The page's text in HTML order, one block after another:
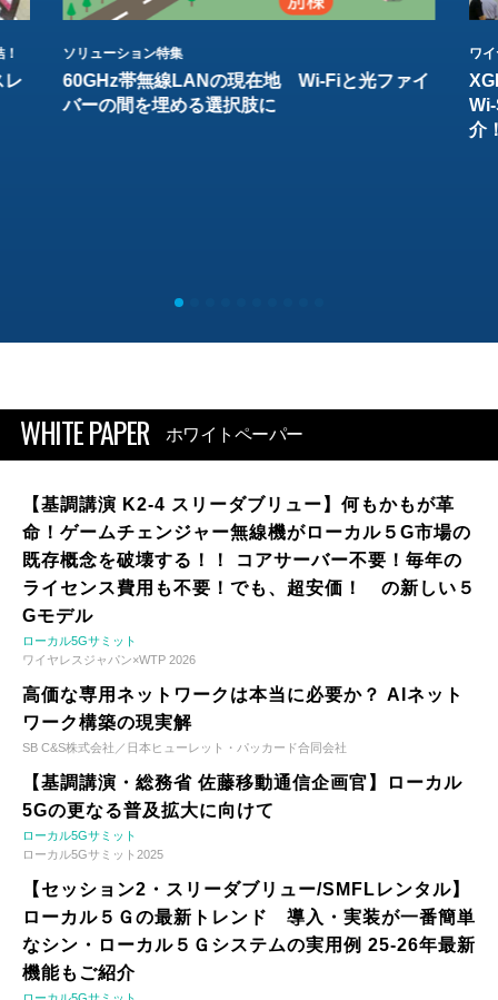
レ
ソリューション特集
60GHz帯無線LANの現在地 Wi-Fiと光ファイ
バーの間を埋める選択肢に
ワ
介
WHITE PAPER ホワイトペーパー
【基調講演 K2-4 スリーダブリュー】何もかもが革
命！ゲームチェンジャー無線機がローカル５G市場の
既存概念を破壊する！！ コアサーバー不要！毎年の
ライセンス費用も不要！でも、超安価！ の新しい５
Gモデル
ローカル5Gサミット
ワイヤレスジャパン×WTP 2026
高価な専用ネットワークは本当に必要か？ AIネット
ワーク構築の現実解
SB C&S株式会社／日本ヒューレット・パッカード合同会社
【基調講演・総務省 佐藤移動通信企画官】ローカル
5Gの更なる普及拡大に向けて
ローカル5Gサミット
ローカル5Gサミット2025
【セッション2・スリーダブリュー/SMFLレンタル】
ローカル５Ｇの最新トレンド 導入・実装が一番簡単
なシン・ローカル５Ｇシステムの実用例 25-26年最新
機能もご紹介